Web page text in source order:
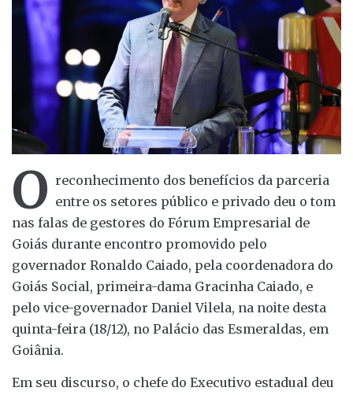
O reconhecimento dos benefícios da parceria
entre os setores público e privado deu o tom
nas falas de gestores do Fórum Empresarial de
Goiás durante encontro promovido pelo
governador Ronaldo Caiado, pela coordenadora do
Goiás Social, primeira-dama Gracinha Caiado, e
pelo vice-governador Daniel Vilela, na noite desta
quinta-feira (18/12), no Palácio das Esmeraldas, em
Goiânia.
Em seu discurso, o chefe do Executivo estadual deu